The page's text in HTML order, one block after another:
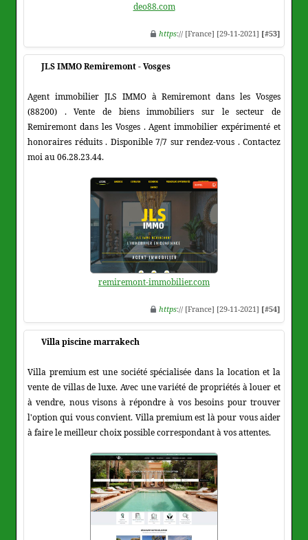
deo88.com
https:// [France] [29-11-2021] [#53]
JLS IMMO Remiremont - Vosges
Agent immobilier JLS IMMO à Remiremont dans les Vosges
(88200) . Vente de biens immobiliers sur le secteur de
Remiremont dans les Vosges . Agent immobilier expérimenté et
honoraires réduits . Disponible 7/7 sur rendez-vous . Contactez
moi au 06.28.23.44.
remiremont-immobilier.com
https:// [France] [29-11-2021] [#54]
Villa piscine marrakech
Villa premium est une société spécialisée dans la location et la
vente de villas de luxe. Avec une variété de propriétés à louer et
à vendre, nous visons à répondre à vos besoins pour trouver
l'option qui vous convient. Villa premium est là pour vous aider
à faire le meilleur choix possible correspondant à vos attentes.